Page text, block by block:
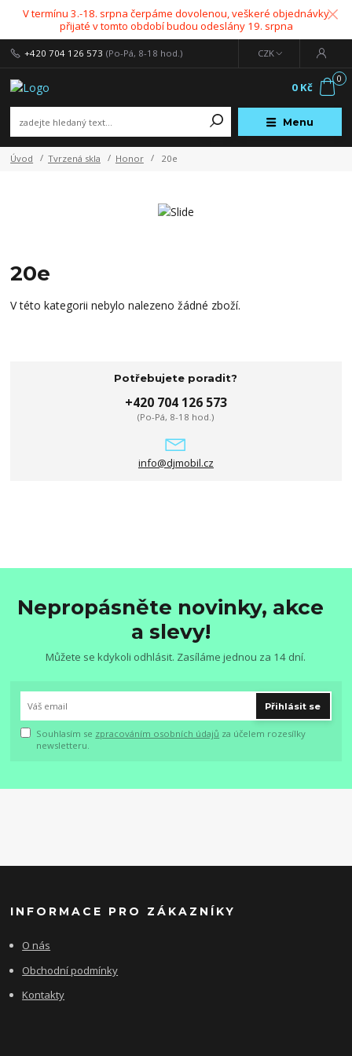
V termínu 3.-18. srpna čerpáme dovolenou, veškeré objednávky
přijaté v tomto období budou odeslány 19. srpna
Menu
CZK
+420 704 126 573 (Po-Pá, 8-18 hod.)
0
0 Kč
Úvod Tvrzená skla Honor 20e
20e
V této kategorii nebylo nalezeno žádné zboží.
Potřebujete poradit?
+420 704 126 573
(Po-Pá, 8-18 hod.)
info@djmobil.cz
Nepropásněte novinky, akce
a slevy!
Můžete se kdykoli odhlásit. Zasíláme jednou za 14 dní.
Přihlásit se
Souhlasím se zpracováním osobních údajů za účelem rozesílky
newsletteru.
INFORMACE PRO ZÁKAZNÍKY
O nás
Obchodní podmínky
Kontakty